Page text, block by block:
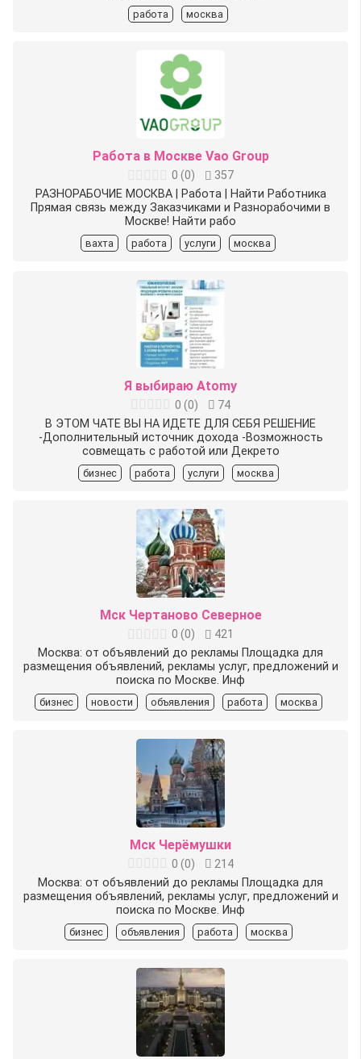
работа москва
Работа в Москве Vao Group
0 (0)
357
РАЗНОРАБОЧИЕ МОСКВА | Работа | Найти Работника
Прямая связь между Заказчиками и Разнорабочими в
Москве! Найти рабо
вахта работа услуги москва
Я выбираю Atomy
0 (0)
74
В ЭТОМ ЧАТЕ ВЫ НА ИДЕТЕ ДЛЯ СЕБЯ РЕШЕНИЕ
-Дополнительный источник дохода -Возможность
совмещать с работой или Декрето
бизнес работа услуги москва
Мск Чертаново Северное
0 (0)
421
Москва: от объявлений до рекламы Площадка для
размещения объявлений, рекламы услуг, предложений и
поиска по Москве. Инф
бизнес новости объявления работа москва
Мск Черёмушки
0 (0)
214
Москва: от объявлений до рекламы Площадка для
размещения объявлений, рекламы услуг, предложений и
поиска по Москве. Инф
бизнес объявления работа москва